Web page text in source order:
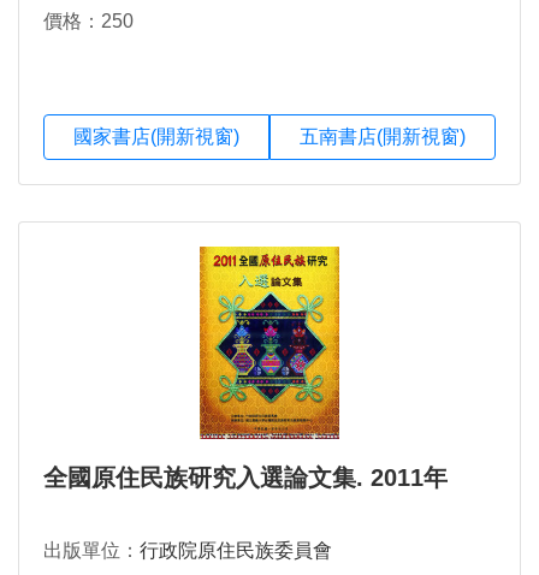
價格：250
國家書店(開新視窗) 五南書店(開新視窗)
全國原住民族研究入選論文集. 2011年
出版單位： 行政院原住民族委員會